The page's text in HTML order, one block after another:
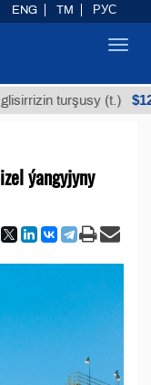
turşusy (t.) $12935,18
ýangyjyny
ENG TM РУС